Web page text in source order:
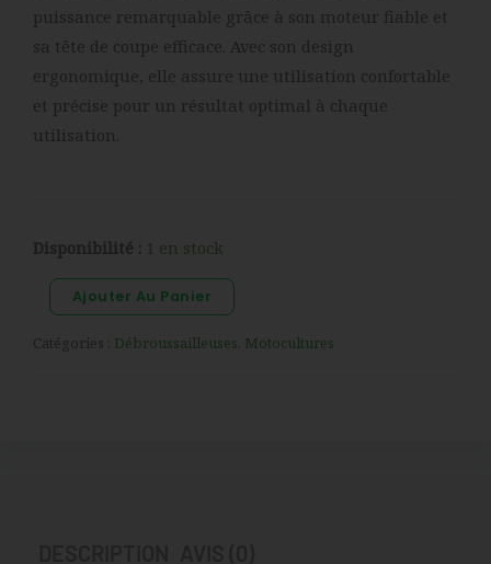
puissance remarquable grâce à son moteur fiable et
sa tête de coupe efficace. Avec son design
ergonomique, elle assure une utilisation confortable
et précise pour un résultat optimal à chaque
utilisation.
Disponibilité : 1 en stock
quantité
HUSQVARNA
325R
Ajouter Au Panier
Catégories : Débroussailleuses Motocultures